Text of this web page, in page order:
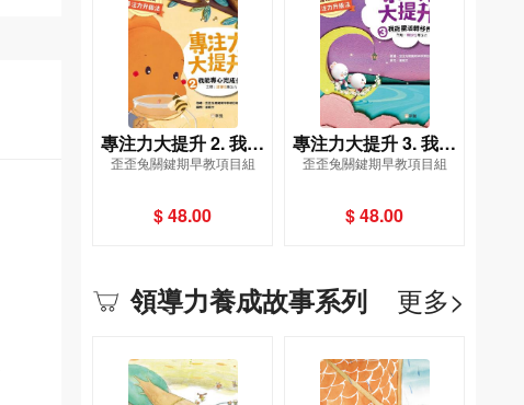
專注力大提升 2. 我能
專心完成任務 (主題：
歪歪兔關鍵期早教項目組
$ 48.00
專注力大提升 3. 我能
靈活轉移視線 (主題：
歪歪兔關鍵期早教項目組
$ 48.00
領導力養成故事系列 更多>